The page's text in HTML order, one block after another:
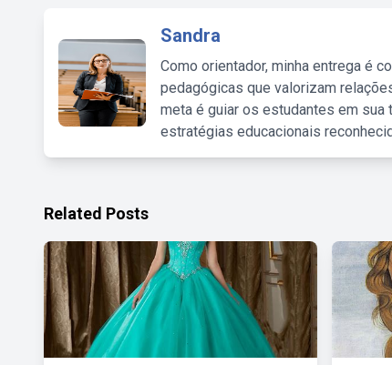
Sandra
Como orientador, minha entrega é
pedagógicas que valorizam
meta é guiar os estudantes em sua
estratégias educacionais
Related Posts